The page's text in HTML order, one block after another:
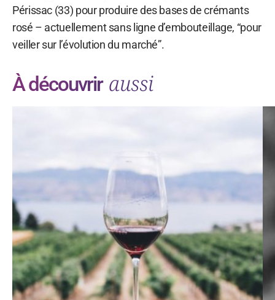
Périssac (33) pour produire des bases de crémants
rosé – actuellement sans ligne d’embouteillage, “pour
veiller sur l’évolution du marché”.
À découvrir aussi